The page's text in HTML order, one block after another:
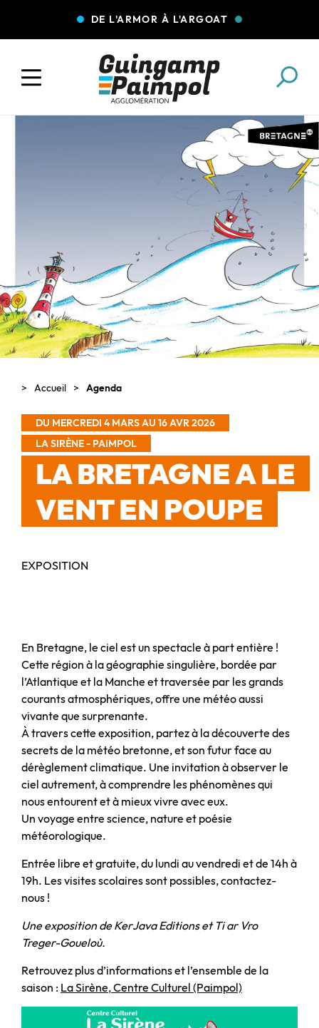
DE L'ARMOR À L'ARGOAT
COLLECTE DES DÉCHETS EAU ET ASSAINISSEMENT
L'AGGLO' RECRUTE
Accueil Agenda
DU MERCREDI 4 MARS AU 16 AVR 2026
LA SIRÈNE - PAIMPOL
LA BRETAGNE A LE
VENT EN POUPE
EXPOSITION
En Bretagne, le ciel est un spectacle à part entière !
Cette région à la géographie singulière, bordée par
l’Atlantique et la Manche et traversée par les grands
courants atmosphériques, offre une météo aussi
vivante que surprenante.
À travers cette exposition, partez à la découverte des
secrets de la météo bretonne, et son futur face au
dérèglement climatique. Une invitation à observer le
ciel autrement, à comprendre les phénomènes qui
nous entourent et à mieux vivre avec eux.
Un voyage entre science, nature et poésie
météorologique.
Entrée libre et gratuite, du lundi au vendredi et de 14h à
19h. Les visites scolaires sont possibles, contactez-
nous !
Une exposition de KerJava Editions et Ti ar Vro
Treger-Goueloù.
Retrouvez plus d’informations et l’ensemble de la
saison : La Sirène, Centre Culturel (Paimpol)